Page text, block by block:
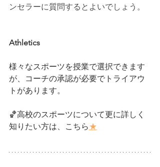
ンセラーに質問するとよいでしょう。
Athletics
様々なスポーツを授業で選択できます
が、コーチの承認が必要でトライアウ
トがあります。
🏀高校のスポーツについて更に詳しく
知りたい方は、こちら★